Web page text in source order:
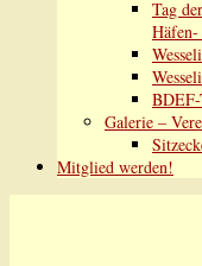
Tag
Galerie –
Mitglied werden!